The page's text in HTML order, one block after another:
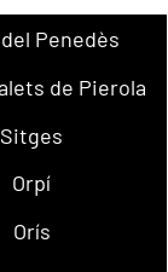
Penedès
de Pierola
Sitges
Orpí
Orís